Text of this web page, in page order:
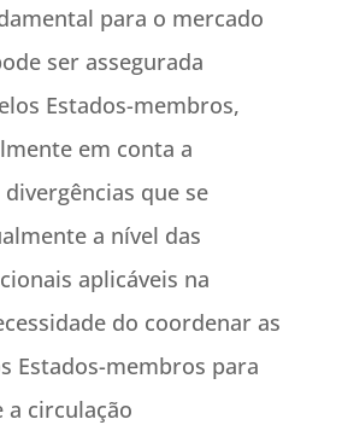
para o mercado
ser assegurada
Estados-membros,
em conta a
que se
a nível das
aplicáveis na
do coordenar as
Estados-membros para
a circulação